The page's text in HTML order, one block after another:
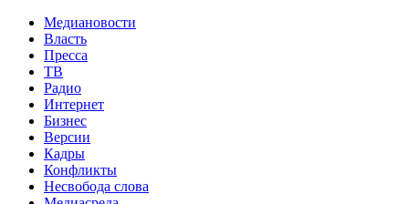
Медиановости
Власть
Пресса
ТВ
Радио
Интернет
Бизнес
Версии
Кадры
Конфликты
Несвобода слова